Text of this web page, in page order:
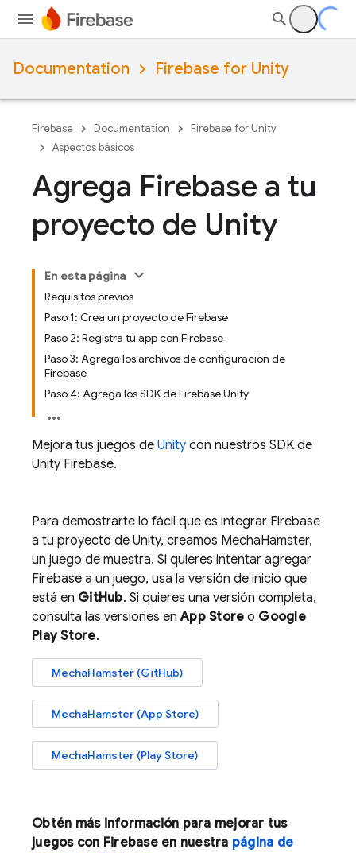
Documentation Firebase for Unity
Firebase Documentation
Firebase for Unity
Aspectos básicos
Agrega Firebase a tu
proyecto de Unity
En esta página
Requisitos previos
Paso 1: Crea un proyecto de Firebase
Paso 2: Registra tu app con Firebase
Paso 3: Agrega los archivos de configuración de
Firebase
Paso 4: Agrega los SDK de Firebase Unity
Mejora tus juegos de Unity con nuestros SDK de
Unity Firebase.
Para demostrarte lo fácil que es integrar Firebase
a tu proyecto de Unity, creamos MechaHamster,
un juego de muestra. Si quieres intentar agregar
Firebase a un juego, usa la versión de inicio que
está en GitHub. Si quieres una versión completa,
consulta las versiones enApp Store o Google
PlayStore.
MechaHamster (GitHub)
MechaHamster (App Store)
MechaHamster (Play Store)
Obtén más información para mejorar tus
juegos con Firebase en nuestra página de